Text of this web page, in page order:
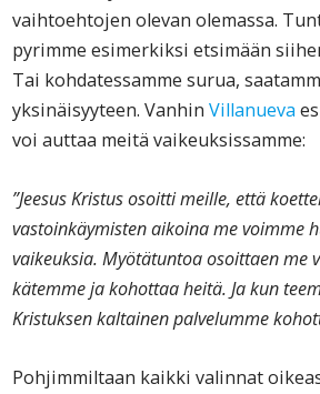
vaihtoehtojen olevan olemassa.
pyrimme esimerkiksi etsimään
Tai kohdatessamme surua,
yksinäisyyteen. VanhinVillanueva
voi auttaa meitä vaikeuksissamme:
”Jeesus Kristus osoitti meille, että
vastoinkäymisten aikoina me voimme
vaikeuksia. Myötätuntoa osoittaen me
kätemme ja kohottaa heitä. Ja kun
Kristuksen kaltainen palvelumme
Pohjimmiltaan kaikki valinnat